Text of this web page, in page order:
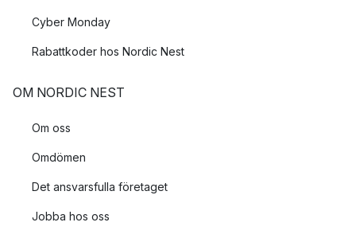
Cyber Monday
Rabattkoder hos Nordic Nest
OM NORDIC NEST
Om oss
Omdömen
Det ansvarsfulla företaget
Jobba hos oss